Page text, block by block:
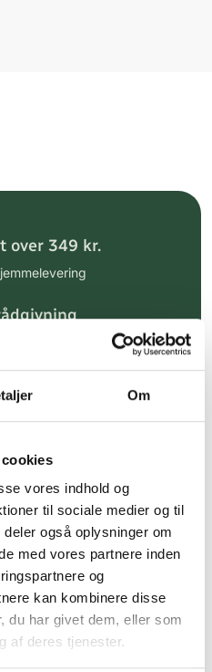
Om
vores indhold og
til sociale medier og til
også oplysninger om
med vores partnere inden
og
kan kombinere disse
du har givet dem, eller som
af deres tjenester.
over 349 kr.
(30 min. i Kbh)
af kendte
udvalg af kendte
og andre spændende
til fast lav pris.
her